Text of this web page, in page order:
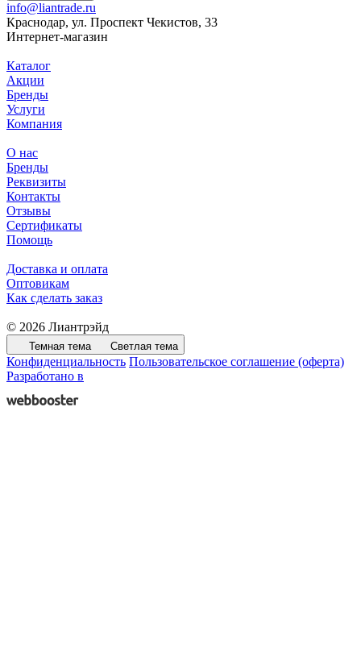
info@liantrade.ru
Краснодар, ул. Проспект Чекистов, 33
Интернет-магазин
Каталог
Акции
Бренды
Услуги
Компания
О нас
Бренды
Реквизиты
Контакты
Отзывы
Сертификаты
Помощь
Доставка и оплата
Оптовикам
Как сделать заказ
© 2026 Лиантрэйд
Темная тема Светлая тема
Конфиденциальность Пользовательское соглашение (оферта)
Разработано в